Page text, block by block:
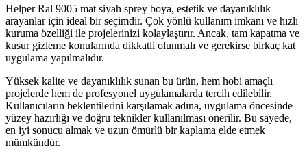
Helper Ral 9005 mat siyah sprey boya, estetik ve dayanıklılık
arayanlar için ideal bir seçimdir. Çok yönlü kullanım imkanı ve hızlı
kuruma özelliği ile projelerinizi kolaylaştırır. Ancak, tam kapatma ve
kusur gizleme konularında dikkatli olunmalı ve gerekirse birkaç kat
uygulama yapılmalıdır.
Yüksek kalite ve dayanıklılık sunan bu ürün, hem hobi amaçlı
projelerde hem de profesyonel uygulamalarda tercih edilebilir.
Kullanıcıların beklentilerini karşılamak adına, uygulama öncesinde
yüzey hazırlığı ve doğru teknikler kullanılması önerilir. Bu sayede,
en iyi sonucu almak ve uzun ömürlü bir kaplama elde etmek
mümkündür.